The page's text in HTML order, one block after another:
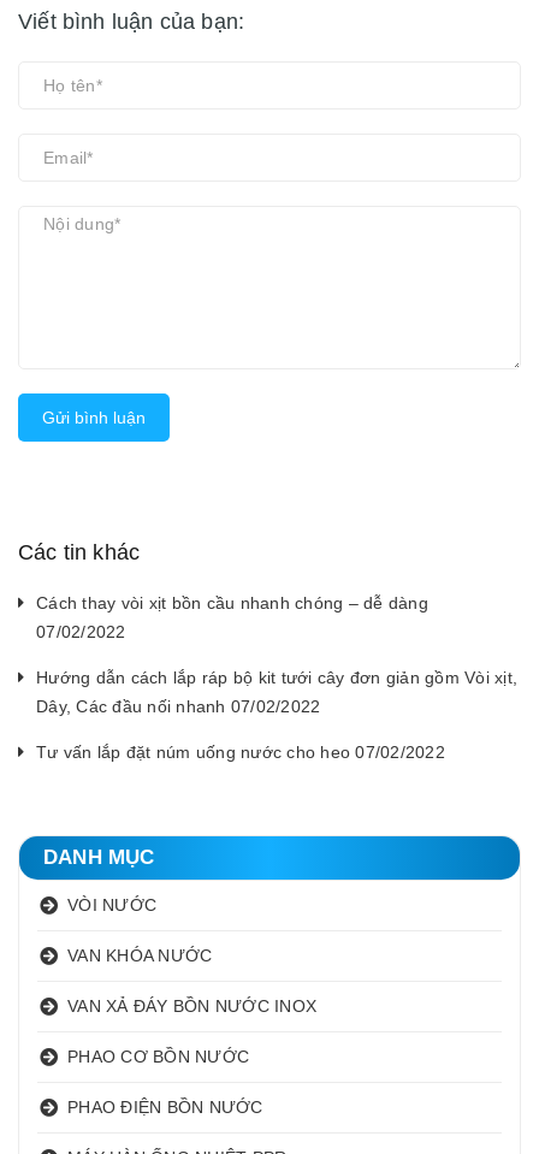
Viết bình luận của bạn:
Gửi bình luận
Các tin khác
Cách thay vòi xịt bồn cầu nhanh chóng – dễ dàng
07/02/2022
Hướng dẫn cách lắp ráp bộ kit tưới cây đơn giản gồm Vòi xịt,
Dây, Các đầu nối nhanh 07/02/2022
Tư vấn lắp đặt núm uống nước cho heo 07/02/2022
DANH MỤC
VÒI NƯỚC
VAN KHÓA NƯỚC
VAN XẢ ĐÁY BỒN NƯỚC INOX
PHAO CƠ BỒN NƯỚC
PHAO ĐIỆN BỒN NƯỚC